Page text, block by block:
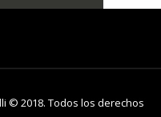
© 2018. Todos los derechos